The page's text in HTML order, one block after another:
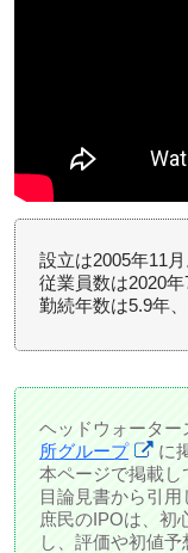
設立は2005年11月
従業員数は2020
勤続年数は5.9年
ヘッドウォータ
所グループ
に
本ページで掲載
目論見書から引用
庶民のIPOは、初
し、評価や初値予